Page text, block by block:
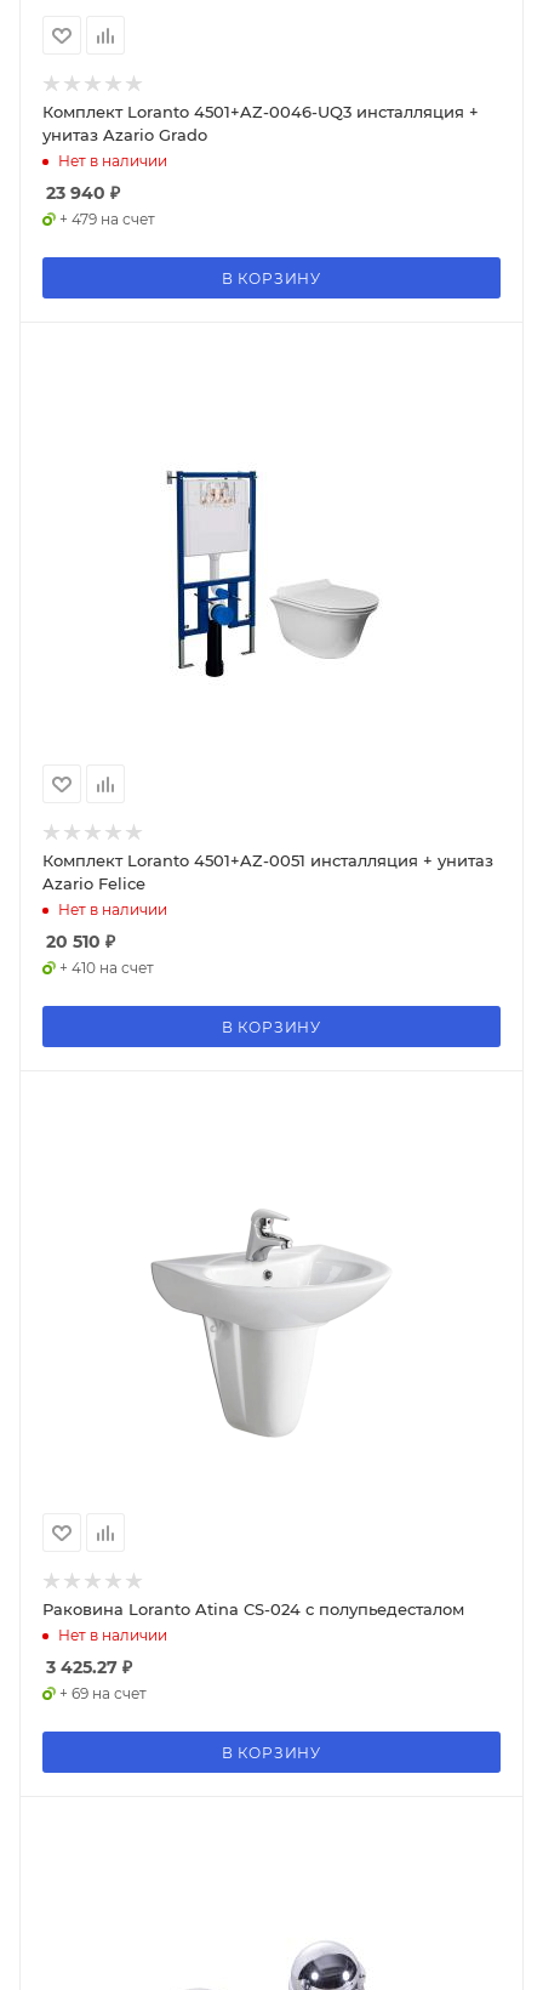
Комплект Loranto 4501+AZ-0046-UQ3 инсталляция +
унитаз Azario Grado
Нет в наличии
23 940 ₽
+ 479 на счет
В КОРЗИНУ
Комплект Loranto 4501+AZ-0051 инсталляция + унитаз
Azario Felice
Нет в наличии
20 510 ₽
+ 410 на счет
В КОРЗИНУ
Раковина Loranto Atina CS-024 с полупьедесталом
Нет в наличии
3 425.27 ₽
+ 69 на счет
В КОРЗИНУ